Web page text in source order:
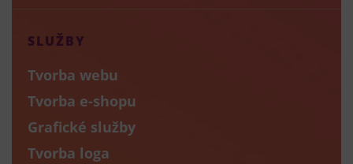
SLUŽBY
Tvorba webu
Tvorba e-shopu
Grafické služby
Tvorba loga